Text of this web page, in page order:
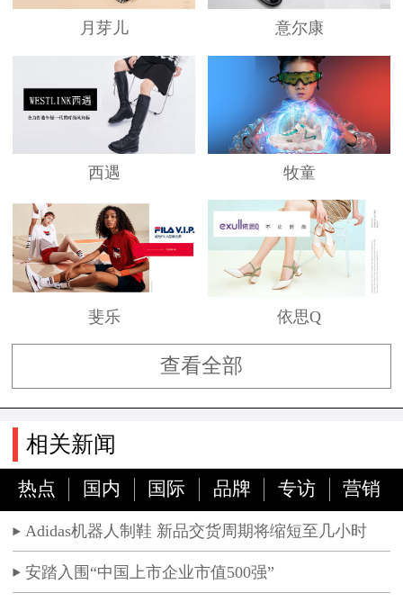
月芽儿 意尔康
西遇 牧童
斐乐 依思Q
查看全部
相关新闻
热点 国内 国际 品牌 专访 营销
Adidas机器人制鞋 新品交货周期将缩短至几小时
安踏入围“中国上市企业市值500强”